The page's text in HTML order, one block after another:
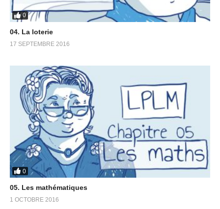
0
04. La loterie
17 SEPTEMBRE 2016
0
05. Les mathématiques
1 OCTOBRE 2016